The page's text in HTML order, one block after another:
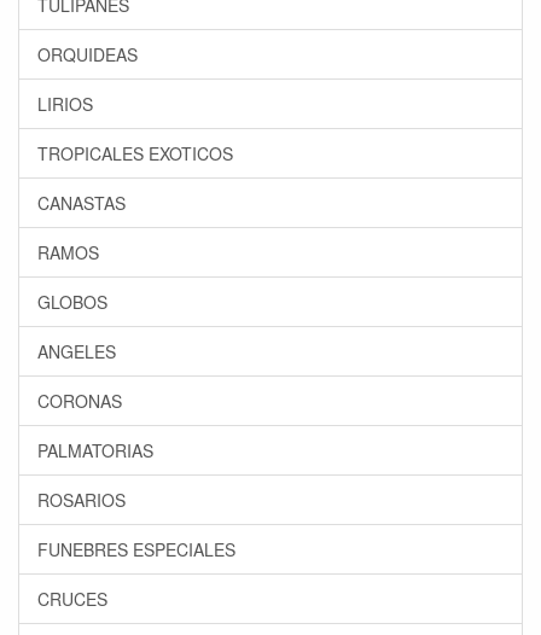
TULIPANES
ORQUIDEAS
LIRIOS
TROPICALES EXOTICOS
CANASTAS
RAMOS
GLOBOS
ANGELES
CORONAS
PALMATORIAS
ROSARIOS
FUNEBRES ESPECIALES
CRUCES